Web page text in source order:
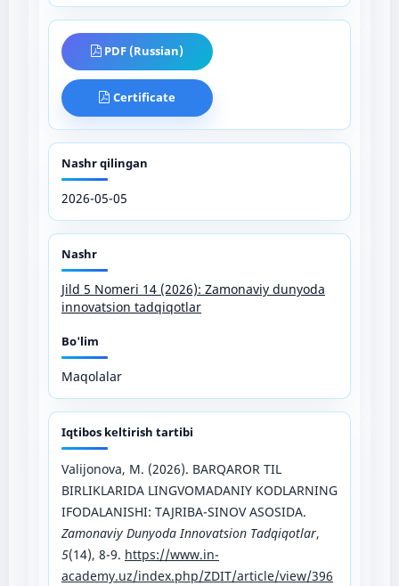
PDF (Russian)
Certificate
Nashr qilingan
2026-05-05
Nashr
Jild 5 Nomeri 14 (2026): Zamonaviy dunyoda
innovatsion tadqiqotlar
Bo'lim
Maqolalar
Iqtibos keltirish tartibi
Valijonova, M. (2026). BARQAROR TIL
BIRLIKLARIDA LINGVOMADANIY KODLARNING
IFODALANISHI: TAJRIBA-SINOV ASOSIDA.
Zamonaviy Dunyoda Innovatsion Tadqiqotlar,
5(14), 8-9. https://www.in-
academy.uz/index.php/ZDIT/article/view/396